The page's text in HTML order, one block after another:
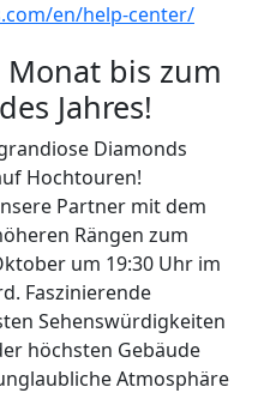
en/help-center/
bis zum
Jahres!
Diamonds
Hochtouren!
Partner mit dem
Rängen zum
um 19:30 Uhr im
Faszinierende
Sehenswürdigkeiten
höchsten Gebäude
Atmosphäre